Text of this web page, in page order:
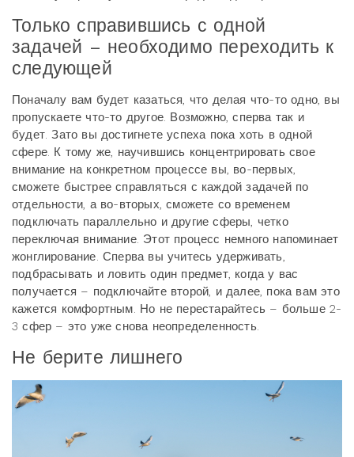
Только справившись с одной
задачей – необходимо переходить к
следующей
Поначалу вам будет казаться, что делая что-то одно, вы
пропускаете что-то другое. Возможно, сперва так и
будет. Зато вы достигнете успеха пока хоть в одной
сфере. К тому же, научившись концентрировать свое
внимание на конкретном процессе вы, во-первых,
сможете быстрее справляться с каждой задачей по
отдельности, а во-вторых, сможете со временем
подключать параллельно и другие сферы, четко
переключая внимание. Этот процесс немного напоминает
жонглирование. Сперва вы учитесь удерживать,
подбрасывать и ловить один предмет, когда у вас
получается – подключайте второй, и далее, пока вам это
кажется комфортным. Но не перестарайтесь – больше 2-
3 сфер – это уже снова неопределенность.
Не берите лишнего